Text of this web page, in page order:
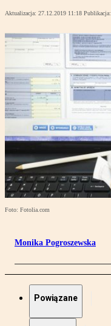
Aktualizacja: 27.12.2019 11:18 Publikacja:
Foto: Fotolia.com
Monika Pogroszewska
Powiązane